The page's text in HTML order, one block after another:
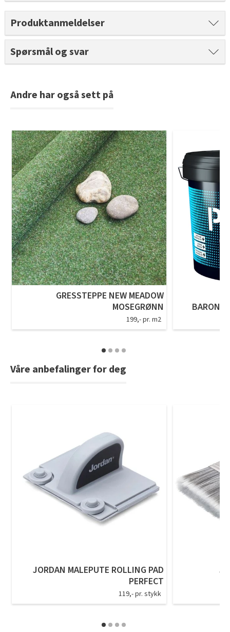
Bli inspirert av nye fargepaletter fra Årets Farge 2026!
Tarkett Shade Eik Soft Beige Parkett
Produktanmeldelser
Spørsmål og svar
Andre har også sett på
GRESSTEPPE NEW MEADOW
MOSEGRØNN
199,- pr. m2
BARON
Våre anbefalinger for deg
JORDAN MALEPUTE ROLLING PAD
PERFECT
119,- pr. stykk